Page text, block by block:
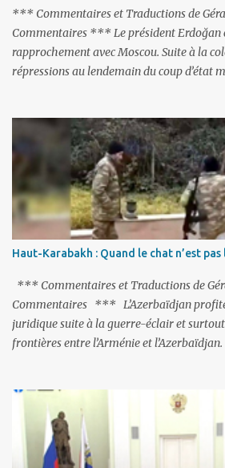
‘Karabakh’. Su...
*** Commentaires et Traductions de
Commentaires *** Le président Erdoğan
rapprochement avec Moscou. Suite à la
répressions au lendemain du coup d’état
fermés, ses relations avec les
refroidies ; Moscou s’était abstenu de
purge massive. Avec en perspective, une
suspendue au-dessus de la tête - la fin
à l’UE si la peine de mort est rétablie ; Et
envers les Etats-Unis : «Si Gülen n'est pas
sacrifieront les relations bilatérales à
prévenu le ministre turc de la Justice, Bekir
Haut-Karabakh : Quand le chat n’est
*** Commentaires et Traductions de
Commentaires *** L’Azerbaïdjan
juridique suite à la guerre-éclair et
frontières entre l’Arménie et
Gumri. On ne sait jamais si l’envie prenait
d’envoyer ses chars sur Erevan (1). Si les
le Nakhitchevan, bien que non-gardé par
de problèmes majeurs, il n’en est pas de